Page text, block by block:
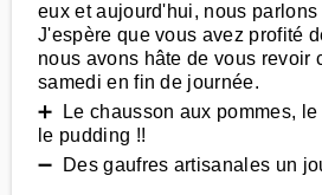
eux et aujourd'hui, nous
J'espère que vous avez profité
nous avons hâte de vous revoir
samedi en fin de journée.
➕ Le chausson aux pommes,
le pudding !!
➖ Des gaufres artisanales un